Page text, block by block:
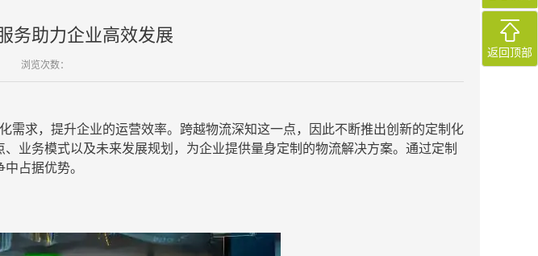
务助力企业高效发展
浏览次数：
求，提升企业的运营效率。跨越物流深知这一点，因此不断推出创新的定制化
业务模式以及未来发展规划，为企业提供量身定制的物流解决方案。通过定制
占据优势。
返回顶部